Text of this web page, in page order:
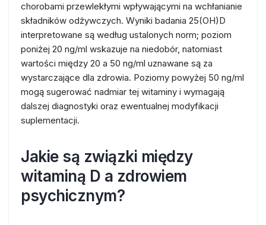
chorobami przewlekłymi wpływającymi na wchłanianie
składników odżywczych. Wyniki badania 25(OH)D
interpretowane są według ustalonych norm; poziom
poniżej 20 ng/ml wskazuje na niedobór, natomiast
wartości między 20 a 50 ng/ml uznawane są za
wystarczające dla zdrowia. Poziomy powyżej 50 ng/ml
mogą sugerować nadmiar tej witaminy i wymagają
dalszej diagnostyki oraz ewentualnej modyfikacji
suplementacji.
Jakie są związki między
witaminą D a zdrowiem
psychicznym?